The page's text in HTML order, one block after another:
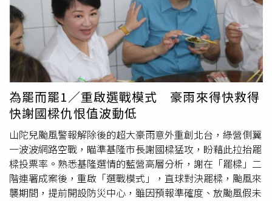
請續約，而非「應」與締約，屆滿後未訂新契約前，NET無
權占有。NET則反駁，大日提出確認優先訂約權訴訟，也在
法院審理，也准許NET參加，可證得NET在優先續約權存在
與否，具備利害關係，符合「占有連鎖」要件。但市府駁
斥，促參法規定未經同意不得出租，違者無效，而大日並未
向市府說明是否轉租NET及雙方法律關係，不能反推市府同
意轉租。大日表示，大日與NET契約已終止，NET主張占有
連鎖不合法。審判長曹庭毓最終要求市府和NET律師11月
15日提出言詞辯論狀，12月26日再開言詞辯論庭並終結。
為罷而罷1／重啟選戰模式 豪雨來得快救得
快謝國樑仇恨值波動低
山陀兒颱風警報解除後的超大豪雨意外重創北台，綠營側翼
一波波網路空戰，瞄準基隆市長謝國樑猛攻，盼藉此拉抬罷
樑投票率。熟悉基隆選情的藍營高層分析，謝在「罷樑」二
階連署成案後，重啟「選戰模式」，直球對決罷樑，颱風來
襲期間，提前開設防災中心，雖因預報準確度、放颱風假未